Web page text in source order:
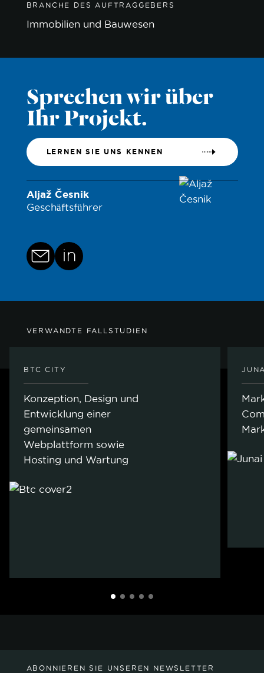
BRANCHE DES AUFTRAGGEBERS
Immobilien und Bauwesen
Sprechen wir über
Ihr Projekt.
LERNEN SIE UNS KENNEN
Aljaž Česnik
Geschäftsführer
VERWANDTE FALLSTUDIEN
BTC CITY
Konzeption, Design und
Entwicklung einer
gemeinsamen
Webplattform sowie
Hosting und Wartung
ABONNIEREN SIE UNSEREN NEWSLETTER